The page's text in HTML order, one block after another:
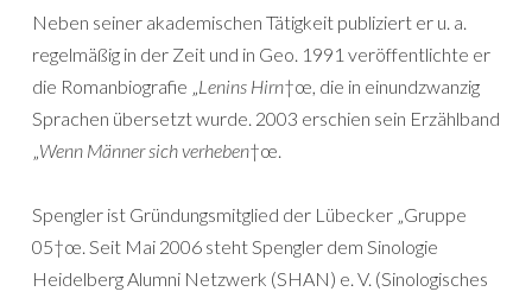
Neben seiner akademischen Tätigkeit publiziert er u. a.
regelmäßig in der Zeit und in Geo. 1991 veröffentlichte er
die Romanbiografie „Lenins Hirn†œ, die in einundzwanzig
Sprachen übersetzt wurde. 2003 erschien sein Erzählband
„Wenn Männer sich verheben†œ.
Spengler ist Gründungsmitglied der Lübecker „Gruppe
05†œ. Seit Mai 2006 steht Spengler dem Sinologie
Heidelberg Alumni Netzwerk (SHAN) e. V. (Sinologisches